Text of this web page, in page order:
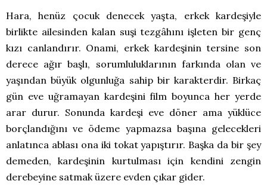
Hara, henüz çocuk denecek yaşta, erkek kardeşiyle
birlikte ailesinden kalan suşi tezgâhını işleten bir genç
kızı canlandırır. Onami, erkek kardeşinin tersine son
derece ağır başlı, sorumluluklarının farkında olan ve
yaşından büyük olgunluğa sahip bir karakterdir. Birkaç
gün eve uğramayan kardeşini film boyunca her yerde
arar durur. Sonunda kardeşi eve döner ama yüklüce
borçlandığını ve ödeme yapmazsa başına gelecekleri
anlatınca ablası ona iki tokat yapıştırır. Başka da bir şey
demeden, kardeşinin kurtulması için kendini zengin
derebeyine satmak üzere evden çıkar gider.